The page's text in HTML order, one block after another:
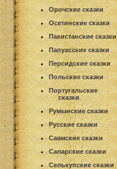
Орочские сказки
Осетинские сказки
Пакистанские сказки
Папуасские сказки
Персидские сказки
Польские сказки
Португальские
сказки
Румынские сказки
Русские сказки
Саамские сказки
Саларские сказки
Селькупские сказки